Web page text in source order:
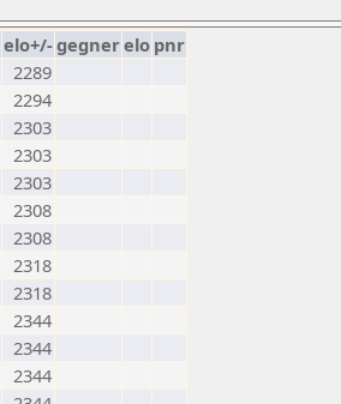
elo+/-gegnerelo pnr
2289
2294
2303
2303
2303
2308
2308
2318
2318
2344
2344
2344